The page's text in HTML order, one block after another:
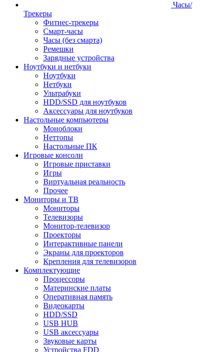
Часы/
Трекеры
Фитнес-трекеры
Смарт-часы
Часы (без смарта)
Ремешки
Зарядные устройства
Ноутбуки и нетбуки
Ноутбуки
Нетбуки
Ультрабуки
HDD/SSD для ноутбуков
Аксессуары для ноутбуков
Настольные компьютеры
Моноблоки
Неттопы
Настольные ПК
Игровые консоли
Игровые приставки
Игры
Виртуальная реальность
Прочее
Мониторы и ТВ
Мониторы
Телевизоры
Монитор-телевизор
Проекторы
Интерактивные панели
Экраны для проекторов
Крепления для телевизоров
Комплектующие
Процессоры
Материнские платы
Оперативная память
Видеокарты
HDD/SSD
USB HUB
USB аксессуары
Звуковые карты
Устройства FDD